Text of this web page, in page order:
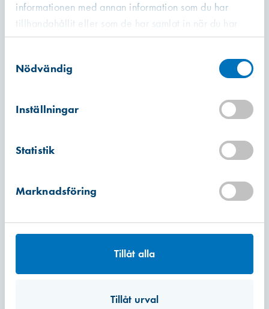
informationen med annan information som du har
tillhandahållit eller som de har samlat in när du har
använt deras tjänster.
Nödvändig
Inställningar
Statistik
Marknadsföring
Tillåt alla
Tillåt urval
Fyll i dina uppgifter så återkommer vi till dig med mer information.
*
Telefonnummer*